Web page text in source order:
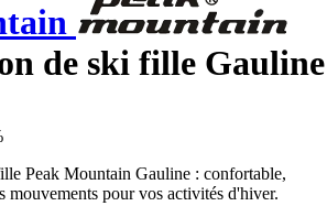
de ski fille Gauline
Peak Mountain Gauline : confortable,
mouvements pour vos activités d'hiver.